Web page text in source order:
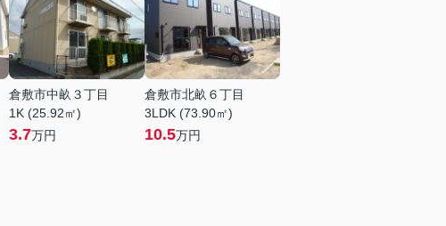
倉敷市中畝３丁目
1K (25.92㎡)
3.7万円
倉敷市北畝６丁目
3LDK (73.90㎡)
10.5万円